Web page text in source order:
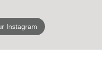
Instagram